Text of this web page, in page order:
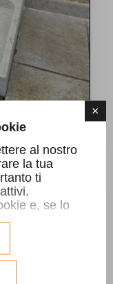
×
al nostro
la tua
ti
e, se lo
o
del